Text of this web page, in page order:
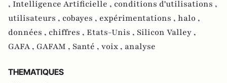
, Intelligence Artificielle , conditions d'utilisations ,
utilisateurs , cobayes , expérimentations , halo ,
données , chiffres , Etats-Unis , Silicon Valley ,
GAFA , GAFAM , Santé , voix , analyse
THEMATIQUES